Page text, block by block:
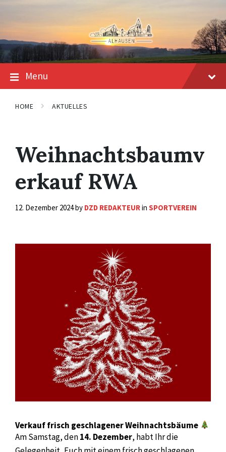
content
main
footer
Menu
HOME AKTUELLES
Weihnachtsbaumv
erkauf RWA
12. Dezember 2024by DZD REDAKTEURin SPORTVEREIN
Verkauf frisch geschlagener Weihnachtsbäume
Am Samstag, den14. Dezember, habt Ihr die